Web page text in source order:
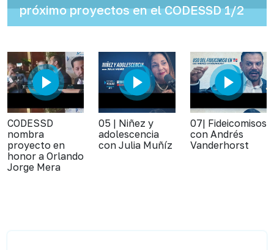
próximo proyectos en el CODESSD 1/2
CODESSD
nombra
proyecto en
honor a Orlando
Jorge Mera
05 | Niñez y
adolescencia
con Julia Muñíz
07| Fideicomisos
con Andrés
Vanderhorst